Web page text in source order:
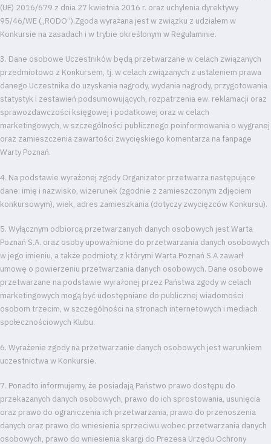
Dostępność
FOR:
Search Button
Klub
Tabela
i
terminarz
Bilety
Kontakt
Pierwszy
zespół
Amp
Futbol
Akademia
(UE) 2016/679 z dnia 27 kwietnia 2016 r. oraz uchylenia dyrektywy
95/46/WE („RODO”).Zgoda wyrażana jest w związku z udziałem w
Konkursie na zasadach i w trybie określonym w Regulaminie.
3. Dane osobowe Uczestników będą przetwarzane w celach związanych
przedmiotowo z Konkursem, tj. w celach związanych z ustaleniem prawa
danego Uczestnika do uzyskania nagrody, wydania nagrody, przygotowania
statystyk i zestawień podsumowujących, rozpatrzenia ew. reklamacji oraz
sprawozdawczości księgowej i podatkowej oraz w celach
marketingowych, w szczególności publicznego poinformowania o wygranej
oraz zamieszczenia zawartości zwycięskiego komentarza na fanpage
Warty Poznań.
4. Na podstawie wyrażonej zgody Organizator przetwarza następujące
dane: imię i nazwisko, wizerunek (zgodnie z zamieszczonym zdjęciem
konkursowym), wiek, adres zamieszkania (dotyczy zwycięzców Konkursu).
5. Wyłącznym odbiorcą przetwarzanych danych osobowych jest Warta
Poznań S.A. oraz osoby upoważnione do przetwarzania danych osobowych
w jego imieniu, a także podmioty, z którymi Warta Poznań S.A zawarł
umowę o powierzeniu przetwarzania danych osobowych. Dane osobowe
przetwarzane na podstawie wyrażonej przez Państwa zgody w celach
marketingowych mogą być udostępniane do publicznej wiadomości
osobom trzecim, w szczególności na stronach internetowych i mediach
społecznościowych Klubu.
6. Wyrażenie zgody na przetwarzanie danych osobowych jest warunkiem
uczestnictwa w Konkursie.
7. Ponadto informujemy, że posiadają Państwo prawo dostępu do
przekazanych danych osobowych, prawo do ich sprostowania, usunięcia
oraz prawo do ograniczenia ich przetwarzania, prawo do przenoszenia
danych oraz prawo do wniesienia sprzeciwu wobec przetwarzania danych
osobowych, prawo do wniesienia skargi do Prezesa Urzędu Ochrony